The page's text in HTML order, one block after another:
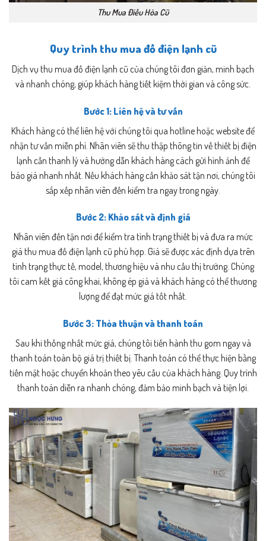
Thu Mua Điều Hòa Cũ
Quy trình thu mua đồ điện lạnh cũ
Dịch vụ thu mua đồ điện lạnh cũ của chúng tôi đơn giản, minh bạch
và nhanh chóng, giúp khách hàng tiết kiệm thời gian và công sức.
Bước 1: Liên hệ và tư vấn
Khách hàng có thể liên hệ với chúng tôi qua hotline hoặc website để
nhận tư vấn miễn phí. Nhân viên sẽ thu thập thông tin về thiết bị điện
lạnh cần thanh lý và hướng dẫn khách hàng cách gửi hình ảnh để
báo giá nhanh nhất. Nếu khách hàng cần khảo sát tận nơi, chúng tôi
sắp xếp nhân viên đến kiểm tra ngay trong ngày.
Bước 2: Khảo sát và định giá
Nhân viên đến tận nơi để kiểm tra tình trạng thiết bị và đưa ra mức
giá thu mua đồ điện lạnh cũ phù hợp. Giá sẽ được xác định dựa trên
tình trạng thực tế, model, thương hiệu và nhu cầu thị trường. Chúng
tôi cam kết giá công khai, không ép giá và khách hàng có thể thương
lượng để đạt mức giá tốt nhất.
Bước 3: Thỏa thuận và thanh toán
Sau khi thống nhất mức giá, chúng tôi tiến hành thu gom ngay và
thanh toán toàn bộ giá trị thiết bị. Thanh toán có thể thực hiện bằng
tiền mặt hoặc chuyển khoản theo yêu cầu của khách hàng. Quy trình
thanh toán diễn ra nhanh chóng, đảm bảo minh bạch và tiện lợi.